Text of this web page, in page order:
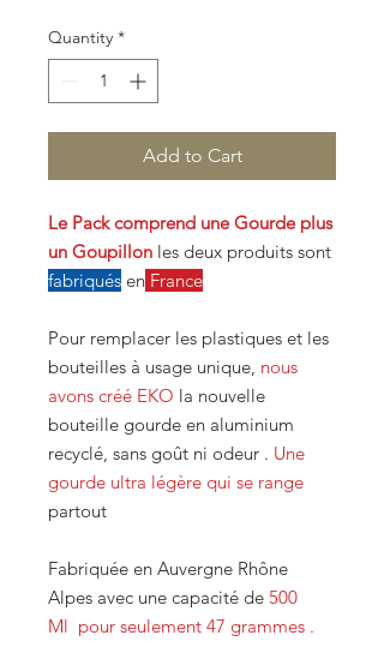
Quantity *
Add to Cart
Le Pack comprend une Gourde plus
un Goupillon les deux produits sont
fabriqués en France
Pour remplacer les plastiques et les
bouteilles à usage unique, nous
avons créé EKO la nouvelle
bouteille gourde en aluminium
recyclé, sans goût ni odeur . Une
gourde ultra légère qui se range
partout
Fabriquée en Auvergne Rhône
Alpes avec une capacité de 500
Ml pour seulement 47 grammes .